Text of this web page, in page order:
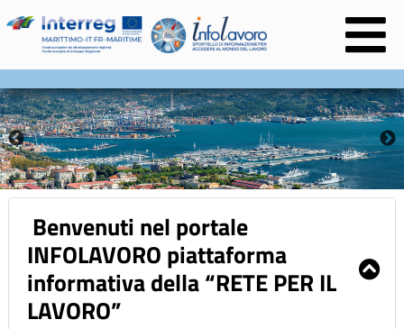
Benvenuti nel portale
INFOLAVORO piattaforma
informativa della “RETE PER IL
LAVORO”